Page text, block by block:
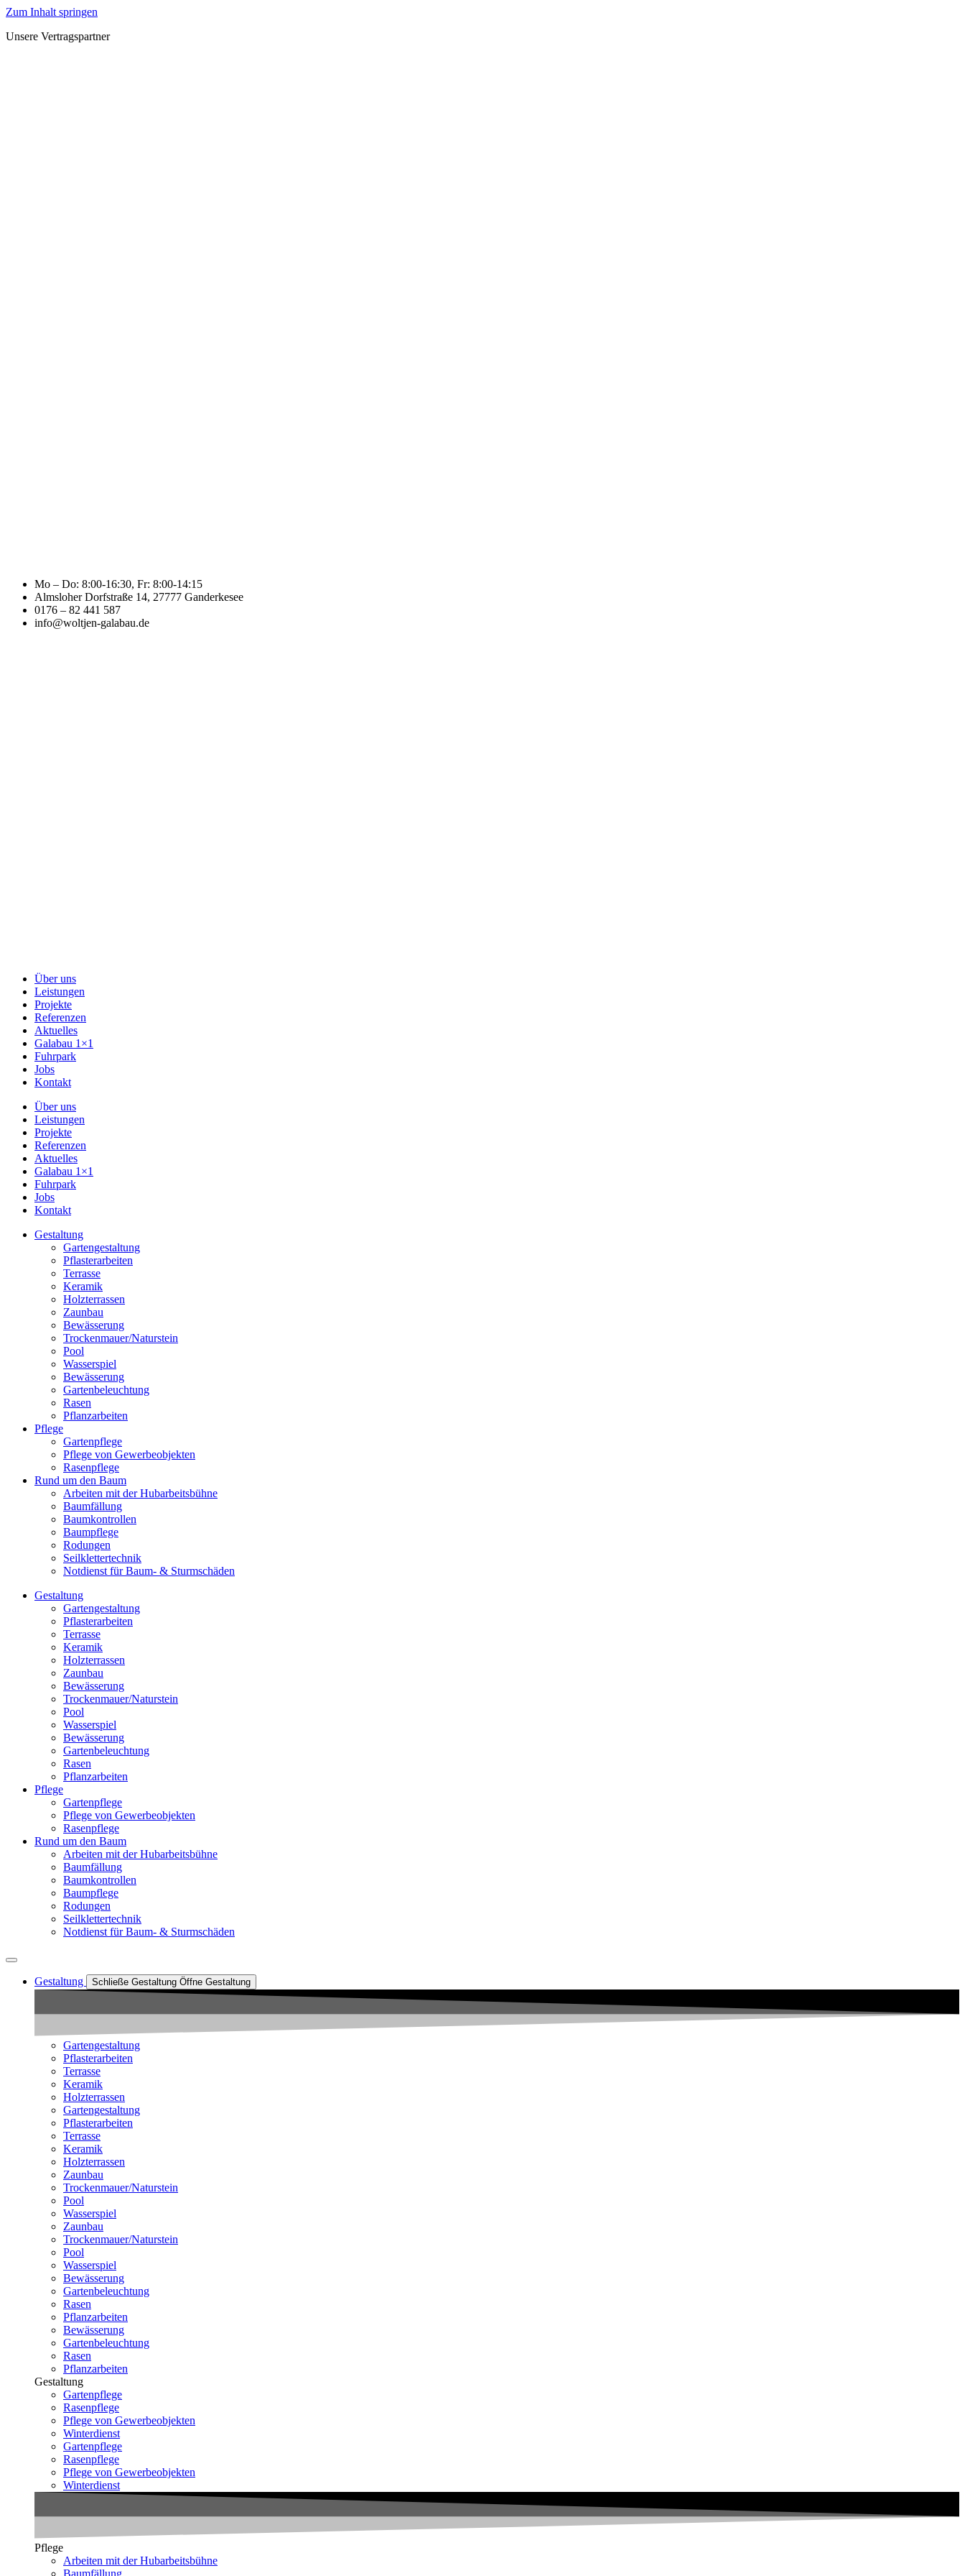
Zum Inhalt springen
Unsere Vertragspartner
Mo – Do: 8:00-16:30, Fr: 8:00-14:15
Almsloher Dorfstraße 14, 27777 Ganderkesee
0176 – 82 441 587
info@woltjen-galabau.de
Über uns
Leistungen
Projekte
Referenzen
Aktuelles
Galabau 1×1
Fuhrpark
Jobs
Kontakt
Über uns
Leistungen
Projekte
Referenzen
Aktuelles
Galabau 1×1
Fuhrpark
Jobs
Kontakt
Gestaltung
Gartengestaltung
Pflasterarbeiten
Terrasse
Keramik
Holzterrassen
Zaunbau
Bewässerung
Trockenmauer/Naturstein
Pool
Wasserspiel
Bewässerung
Gartenbeleuchtung
Rasen
Pflanzarbeiten
Pflege
Gartenpflege
Pflege von Gewerbeobjekten
Rasenpflege
Rund um den Baum
Arbeiten mit der Hubarbeitsbühne
Baumfällung
Baumkontrollen
Baumpflege
Rodungen
Seilklettertechnik
Notdienst für Baum- & Sturmschäden
Gestaltung
Gartengestaltung
Pflasterarbeiten
Terrasse
Keramik
Holzterrassen
Zaunbau
Bewässerung
Trockenmauer/Naturstein
Pool
Wasserspiel
Bewässerung
Gartenbeleuchtung
Rasen
Pflanzarbeiten
Pflege
Gartenpflege
Pflege von Gewerbeobjekten
Rasenpflege
Rund um den Baum
Arbeiten mit der Hubarbeitsbühne
Baumfällung
Baumkontrollen
Baumpflege
Rodungen
Seilklettertechnik
Notdienst für Baum- & Sturmschäden
Gestaltung Schließe Gestaltung Öffne Gestaltung
Gartengestaltung
Pflasterarbeiten
Terrasse
Keramik
Holzterrassen
Gartengestaltung
Pflasterarbeiten
Terrasse
Keramik
Holzterrassen
Zaunbau
Trockenmauer/Naturstein
Pool
Wasserspiel
Zaunbau
Trockenmauer/Naturstein
Pool
Wasserspiel
Bewässerung
Gartenbeleuchtung
Rasen
Pflanzarbeiten
Bewässerung
Gartenbeleuchtung
Rasen
Pflanzarbeiten
Gestaltung
Gartenpflege
Rasenpflege
Pflege von Gewerbeobjekten
Winterdienst
Gartenpflege
Rasenpflege
Pflege von Gewerbeobjekten
Winterdienst
Pflege
Arbeiten mit der Hubarbeitsbühne
Baumfällung